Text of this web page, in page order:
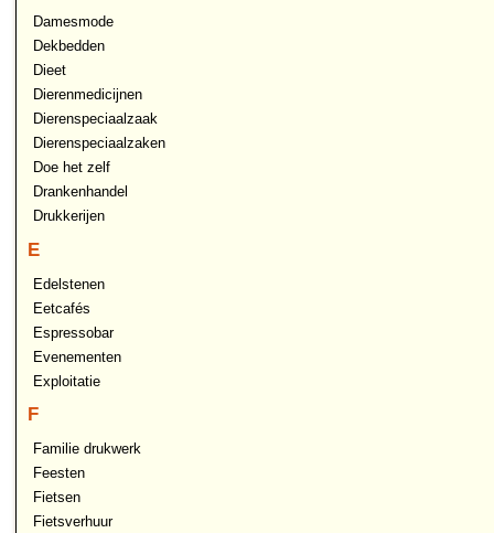
Damesmode
Dekbedden
Dieet
Dierenmedicijnen
Dierenspeciaalzaak
Dierenspeciaalzaken
Doe het zelf
Drankenhandel
Drukkerijen
E
Edelstenen
Eetcafés
Espressobar
Evenementen
Exploitatie
F
Familie drukwerk
Feesten
Fietsen
Fietsverhuur